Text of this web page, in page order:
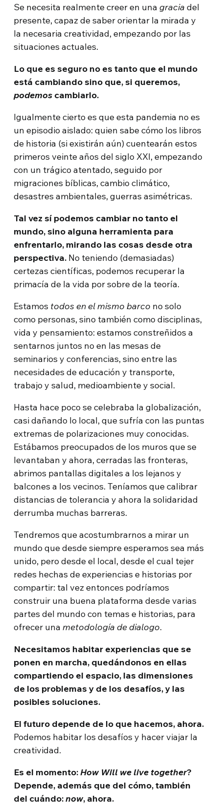
Se necesita realmente creer en una gracia del
presente, capaz de saber orientar la mirada y
la necesaria creatividad, empezando por las
situaciones actuales.
Lo que es seguro no es tanto que el mundo
está cambiando sino que, si queremos,
podemos cambiarlo.
Igualmente cierto es que esta pandemia no es
un episodio aislado: quien sabe cómo los libros
de historia (si existirán aún) cuentearán estos
primeros veinte años del siglo XXI, empezando
con un trágico atentado, seguido por
migraciones bíblicas, cambio climático,
desastres ambientales, guerras asimétricas.
Tal vez sí podemos cambiar no tanto el
mundo, sino alguna herramienta para
enfrentarlo, mirando las cosas desde otra
perspectiva. No teniendo (demasiadas)
certezas científicas, podemos recuperar la
primacía de la vida por sobre de la teoría.
Estamos todos en el mismo barco no solo
como personas, sino también como disciplinas,
vida y pensamiento: estamos constreñidos a
sentarnos juntos no en las mesas de
seminarios y conferencias, sino entre las
necesidades de educación y transporte,
trabajo y salud, medioambiente y social.
Hasta hace poco se celebraba la globalización,
casi dañando lo local, que sufría con las puntas
extremas de polarizaciones muy conocidas.
Estábamos preocupados de los muros que se
levantaban y ahora, cerradas las fronteras,
abrimos pantallas digitales a los lejanos y
balcones a los vecinos. Teníamos que calibrar
distancias de tolerancia y ahora la solidaridad
derrumba muchas barreras.
Tendremos que acostumbrarnos a mirar un
mundo que desde siempre esperamos sea más
unido, pero desde el local, desde el cual tejer
redes hechas de experiencias e historias por
compartir: tal vez entonces podríamos
construir una buena plataforma desde varias
partes del mundo con temas e historias, para
ofrecer unametodología de dialogo.
Necesitamos habitar experiencias que se
ponen en marcha, quedándonos en ellas
compartiendo el espacio, las dimensiones
de los problemas y de los desafíos, y las
posibles soluciones.
El futuro depende de lo que hacemos, ahora.
Podemos habitar los desafíos y hacer viajar la
creatividad.
Es el momento:How Will we live together?
Depende, además que del cómo, también
del cuándo:now, ahora.